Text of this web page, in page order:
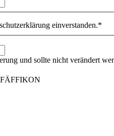
einverstanden.*
und sollte nicht verändert